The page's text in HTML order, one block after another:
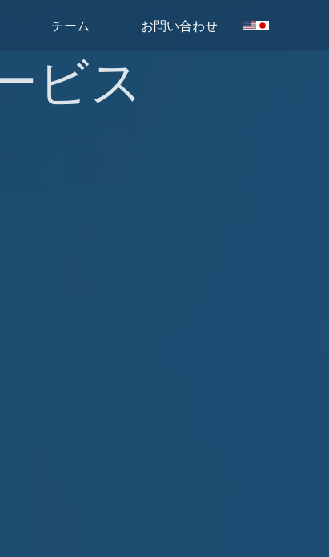
チーム お問い合わせ
ビス